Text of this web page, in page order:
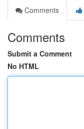
Comments
Comments
Submit a Comment
No HTML